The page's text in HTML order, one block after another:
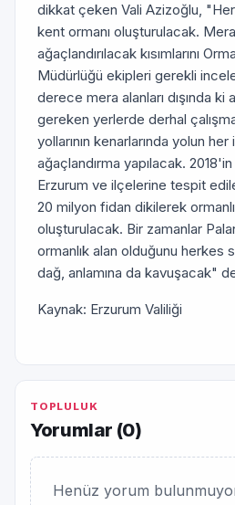
dikkat çeken Vali Azizoğlu,
kent ormanı oluşturulacak. Mera
ağaçlandırılacak kısımlarını
Müdürlüğü ekipleri gerekli
derece mera alanları dışında ki
gereken yerlerde derhal
yollarının kenarlarında yolun her
ağaçlandırma yapılacak.
Erzurum ve ilçelerine tespit
20 milyon fidan dikilerek
oluşturulacak. Bir zamanlar
ormanlık alan olduğunu herkes
dağ, anlamına da kavuşacak"
Kaynak: Erzurum Valiliği
TOPLULUK
Yorumlar (0)
Henüz yorum